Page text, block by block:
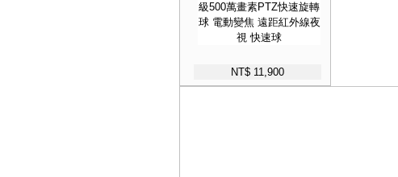
級500萬畫素PTZ快速旋轉
球 電動變焦 遠距紅外線夜
視 快速球
NT$ 11,900